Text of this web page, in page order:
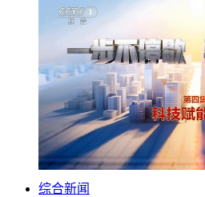
综合新闻